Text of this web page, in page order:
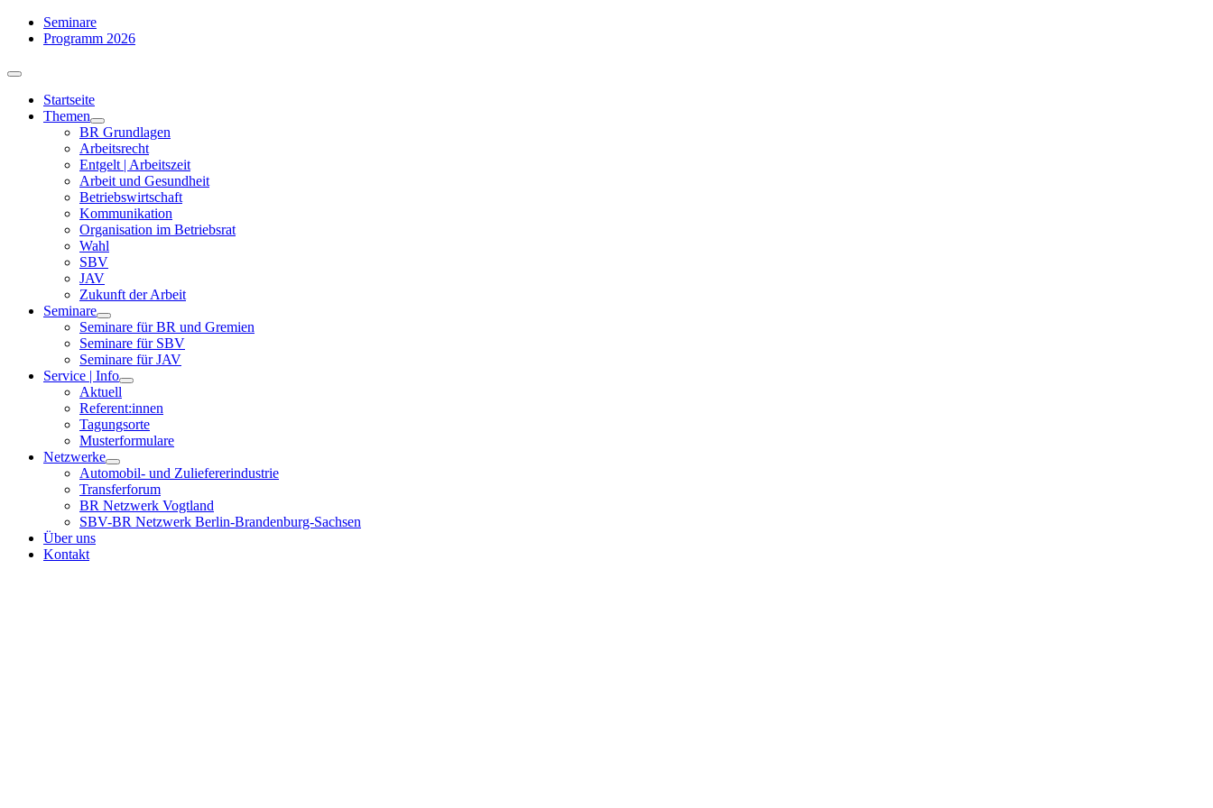
Zum
Inhalt
Seminare
Programm 2026
Toggle
NavigationStartseite
Themen
BR Grundlagen
Arbeits­recht
Entgelt | Arbeitszeit
Arbeit und Gesundheit
Betriebswirtschaft
Kommuni­kation
Organisation im Betriebsrat
Wahl
SBV
JAV
Zukunft der Arbeit
Seminare
Seminare für BR und Gremien
Seminare für SBV
Seminare für JAV
Service | Info
Aktuell
Referent:innen
Tagungsorte
Musterformulare
Netzwerke
Automobil- und Zuliefererindustrie
Transferforum
BR Netzwerk Vogtland
SBV-BR Netzwerk Berlin-Brandenburg-Sachsen
Über uns
Kontakt